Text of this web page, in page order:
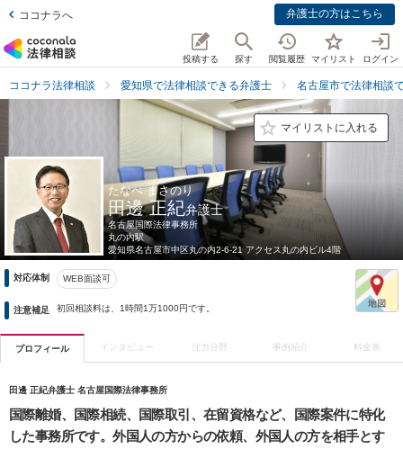
ココナラへ 弁護士の方はこちら
投稿する 探す 閲覧履歴 マイリスト ログイン
ココナラ法律相談 愛知県で法律相談できる弁護士 名古屋市で法律相談
マイリストに入れる
たなべ まさのり
田邊 正紀弁護士
名古屋国際法律事務所
丸の内駅
愛知県名古屋市中区丸の内2-6-21 アクセス丸の内ビル4階
対応体制 WEB面談可
注意補足 初回相談料は、1時間1万1000円です。
プロフィール インタビュー 注力分野 事例紹介 料金表
田邊 正紀弁護士 名古屋国際法律事務所
国際離婚、国際相続、国際取引、在留資格など、国際案件に特化
した事務所です。外国人の方からの依頼、外国人の方を相手とす